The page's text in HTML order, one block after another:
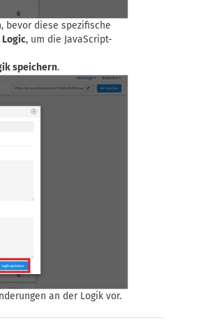
bevor diese spezifische
Logic, um die JavaScript-
speichern.
an der Logik vor.